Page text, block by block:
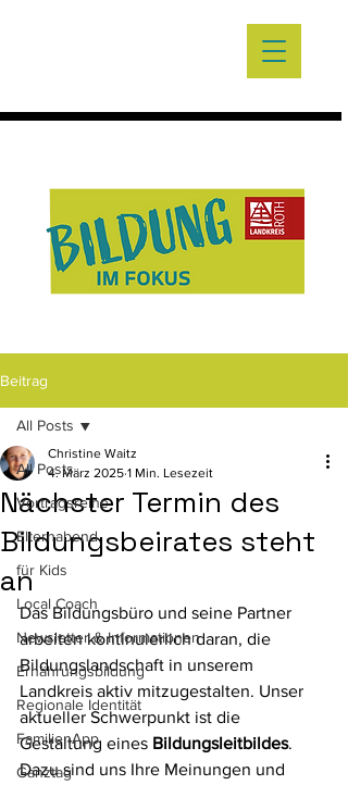
Beitrag
All Posts
Vortragsreihe
Elternabend
für Kids
Local Coach
Newsletter & Informationen
Ernährungsbildung
Regionale Identität
FamilienApp
Ganztag
All Posts
Nächster Termin des
Bildungsbeirates steht
an
Christine Waitz
4. März 2025 1 Min. Lesezeit
Das Bildungsbüro und seine Partner
arbeiten kontinuierlich daran, die
Bildungslandschaft in unserem
Landkreis aktiv mitzugestalten. Unser
aktueller Schwerpunkt ist die
Gestaltung eines Bildungsleitbildes.
Dazu sind uns Ihre Meinungen und